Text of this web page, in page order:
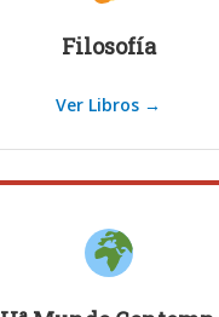
Filosofía
Ver Libros →